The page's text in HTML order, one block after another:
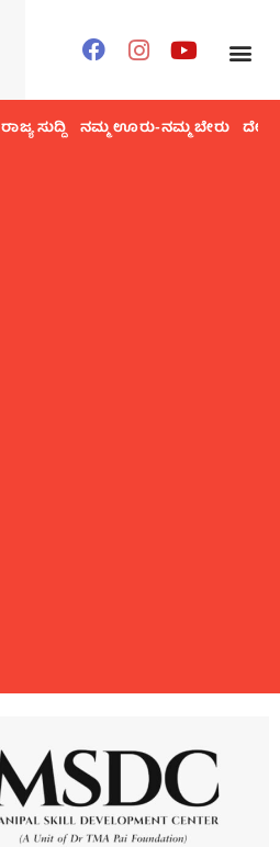
ರಾಜ್ಯ ಸುದ್ದಿ ನಮ್ಮ ಊರು-ನಮ್ಮ ಬೇರು ದೇಶ